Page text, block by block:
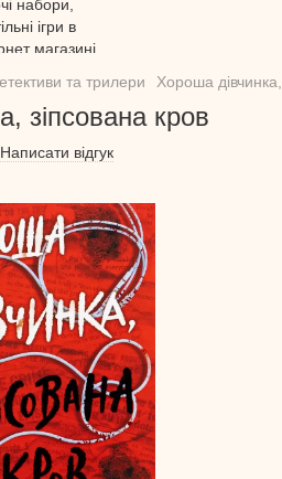
та трилери Хороша
зіпсована кров
Написати відгук